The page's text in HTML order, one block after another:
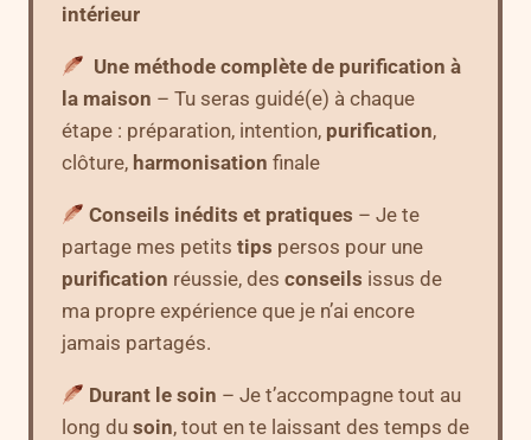
intérieur
Une méthode complète de purification à
la maison – Tu seras guidé(e) à chaque
étape : préparation, intention, purification,
clôture, harmonisation finale
Conseils inédits et pratiques – Je te
partage mes petits tips persos pour une
purification réussie, des conseils issus de
ma propre expérience que je n’ai encore
jamais partagés.
Durant le soin – Je t’accompagne tout au
long du soin, tout en te laissant des temps de